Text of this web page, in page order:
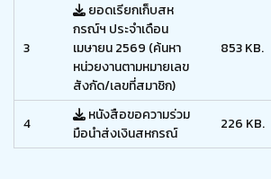
3
ยอดเรียกเก็บสห
กรณ์ฯ ประจำเดือน
เมษายน 2569 (ค้นหา
หน่วยงานตามหมายเลข
สังกัด/เลขที่สมาชิก)
853 KB.
4
หนังสือขอความร่วม
มือนำส่งเงินสหกรณ์
226 KB.